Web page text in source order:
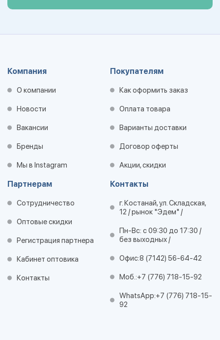
Компания
О компании
Новости
Вакансии
Бренды
Мы в Instagram
Покупателям
Как оформить заказ
Оплата товара
Варианты доставки
Договор оферты
Акции, скидки
Партнерам
Сотрудничество
Оптовые скидки
Регистрация партнера
Кабинет оптовика
Контакты
Контакты
г. Костанай, ул. Складская,
12 / рынок "Эдем" /
Пн-Вс: с 09:30 до 17:30 /
без выходных /
Офис:8 (7142) 56-64-42
Моб.:+7 (776) 718-15-92
WhatsApp:+7 (776) 718-15-
92